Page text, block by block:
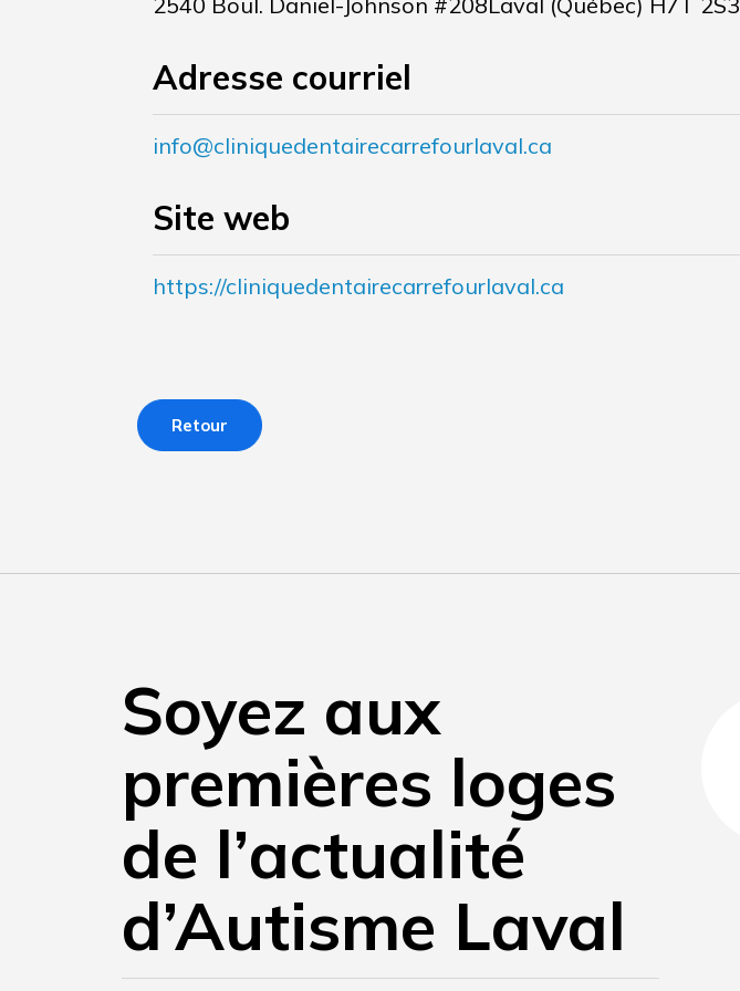
Adresse courriel
info@cliniquedentairecarrefourlaval.ca
Site web
https://cliniquedentairecarrefourlaval.ca
Retour
Soyez aux
premières loges
de l’actualité
d’Autisme Laval